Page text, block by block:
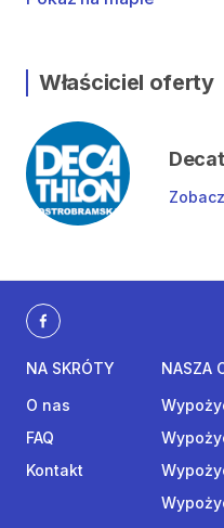
Właściciel oferty
NA SKRÓTY
O nas
FAQ
Kontakt
NASZA